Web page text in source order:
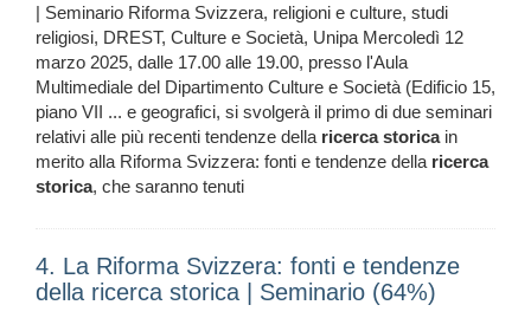
| Seminario Riforma Svizzera, religioni e culture, studi
religiosi, DREST, Culture e Società, Unipa Mercoledì 12
marzo 2025, dalle 17.00 alle 19.00, presso l'Aula
Multimediale del Dipartimento Culture e Società (Edificio 15,
piano VII ... e geografici, si svolgerà il primo di due seminari
relativi alle più recenti tendenze della ricerca storicain
merito alla Riforma Svizzera: fonti e tendenze della ricerca
storica, che saranno tenuti
4. La Riforma Svizzera: fonti e tendenze
della ricerca storica | Seminario (64%)